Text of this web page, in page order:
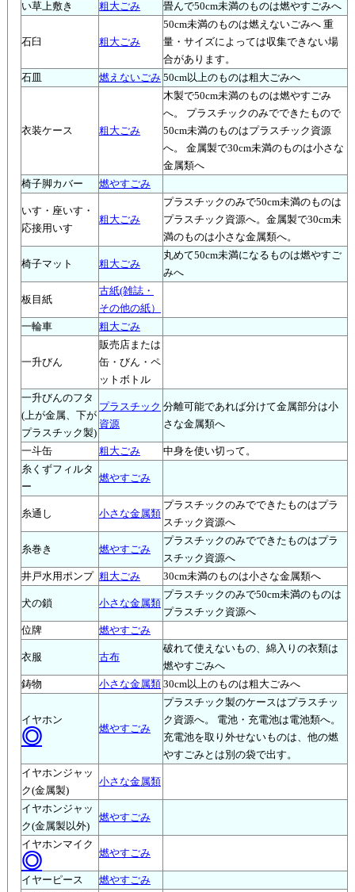
い草上敷き
粗大ごみ 畳んで50cm未満のものは燃やすごみへ
石臼 粗大ごみ
50cm未満のものは燃えないごみへ 重
量・サイズによっては収集できない場
合があります。
石皿
燃えないごみ 50cm以上のものは粗大ごみへ
衣装ケース 粗大ごみ
木製で50cm未満のものは燃やすごみ
へ。 プラスチックのみでできたもので
50cm未満のものはプラスチック資源
へ。 金属製で30cm未満のものは小さな
金属類へ
椅子脚カバー
燃やすごみ
いす・座いす・
応接用いす
粗大ごみ
プラスチックのみで50cm未満のものは
プラスチック資源へ。金属製で30cm未
満のものは小さな金属類へ。
椅子マット 粗大ごみ
丸めて50cm未満になるものは燃やすご
みへ
板目紙
古紙(雑誌・
その他の紙）
一輪車
粗大ごみ
一升びん
販売店または
缶・びん・ペ
ットボトル
一升びんのフタ
(上が金属、下が
プラスチック製)
プラスチック
資源
分離可能であれば分けて金属部分は小
さな金属類へ
一斗缶 粗大ごみ
中身を使い切って。
糸くずフィルタ
ー
燃やすごみ
糸通し 小さな金属類
プラスチックのみでできたものはプラ
スチック資源へ
糸巻き 燃やすごみ
プラスチックのみでできたものはプラ
スチック資源へ
井戸水用ポンプ 粗大ごみ 30cm未満のものは小さな金属類へ
犬の鎖 小さな金属類
プラスチックのみで50cm未満のものは
プラスチック資源へ
位牌
燃やすごみ
衣服 古布
破れて使えないもの、綿入りの衣類は
燃やすごみへ
鋳物
小さな金属類 30cm以上のものは粗大ごみへ
イヤホン
◎ 燃やすごみ
プラスチック製のケースはプラスチッ
ク資源へ。 電池・充電池は電池類へ。
充電池を取り外せないものは、他の燃
やすごみとは別の袋で出す。
イヤホンジャッ
ク(金属製)
小さな金属類
イヤホンジャッ
ク(金属製以外)
燃やすごみ
イヤホンマイク
◎ 燃やすごみ
イヤーピース
燃やすごみ